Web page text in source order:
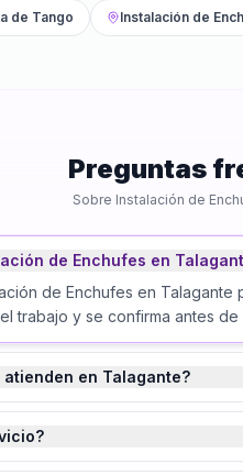
de Tango Instalación de
Preguntas
Sobre Instalación de
de Enchufes en
de Enchufes en Talagante
trabajo y se confirma antes de
atienden en Talagante?